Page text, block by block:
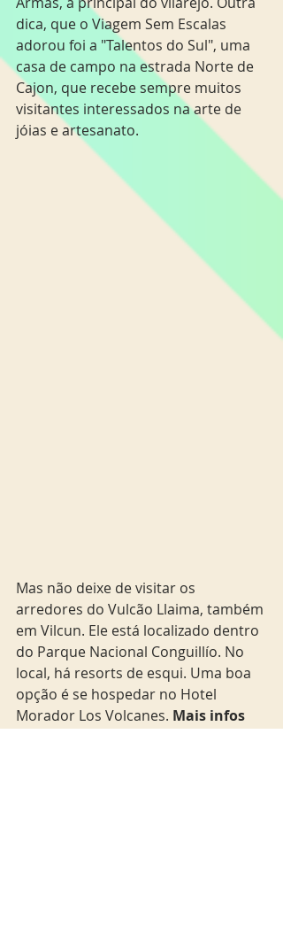
dica, que o Viagem Sem Escalas
adorou foi a "Talentos do Sul", uma
casa de campo na estrada Norte de
Cajon, que recebe sempre muitos
visitantes interessados na arte de
jóias e artesanato.
Mas não deixe de visitar os
arredores do Vulcão Llaima, também
em Vilcun. Ele está localizado dentro
do Parque Nacional Conguillío. No
local, há resorts de esqui. Uma boa
opção é se hospedar no Hotel
Morador Los Volcanes. Mais infos